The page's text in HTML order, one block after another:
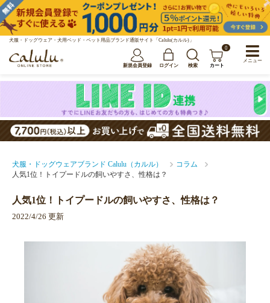
犬服・ドッグウェア・犬用ベッド・ペット用品ブランド通販サイト「Calulu(カルル)」
新規会員登録 ログイン 検索
0
カート
犬服・ドッグウェアブランド Calulu（カルル）
コラム
人気1位！トイプードルの飼いやすさ、性格は？
人気1位！トイプードルの飼いやすさ、性格は？
2022/4/26 更新
メニュー